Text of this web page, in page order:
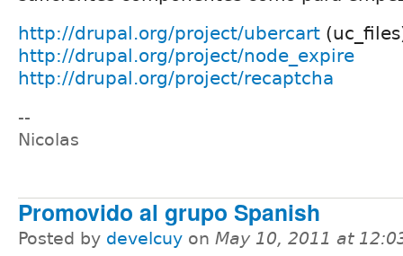
http://drupal.org/project/ubercart
http://drupal.org/project/node_expire
http://drupal.org/project/recaptcha
--
Nicolas
Promovido al grupo Spanish
Posted by develcuy on May 10, 2011 at